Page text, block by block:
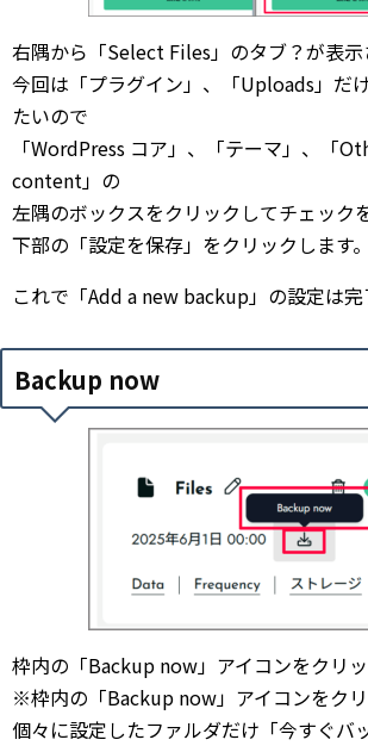
右隅から「Select Files」のタブ？が表示
今回は「プラグイン」、「Uploads」だ
たいので
「WordPress コア」、「テーマ」、「
content」の
左隅のボックスをクリックしてチェック
下部の「設定を保存」をクリックします。
これで「Add a new backup」の設定は完
Backup now
枠内の「Backup now」アイコンをクリッ
※枠内の「Backup now」アイコンをク
個々に設定したファルダだけ「今すぐバ